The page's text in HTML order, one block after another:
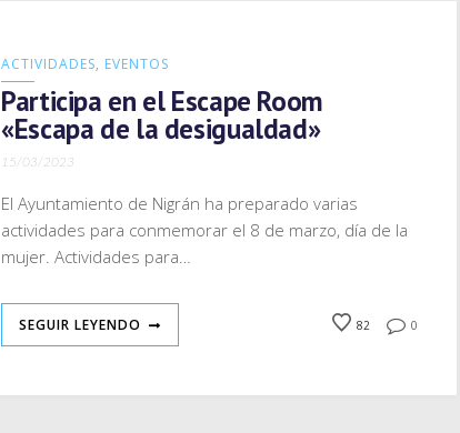
ACTIVIDADES, EVENTOS
Participa en el Escape Room
«Escapa de la desigualdad»
15/03/2023
El Ayuntamiento de Nigrán ha preparado varias
actividades para conmemorar el 8 de marzo, día de la
mujer. Actividades para…
SEGUIR LEYENDO 82 0